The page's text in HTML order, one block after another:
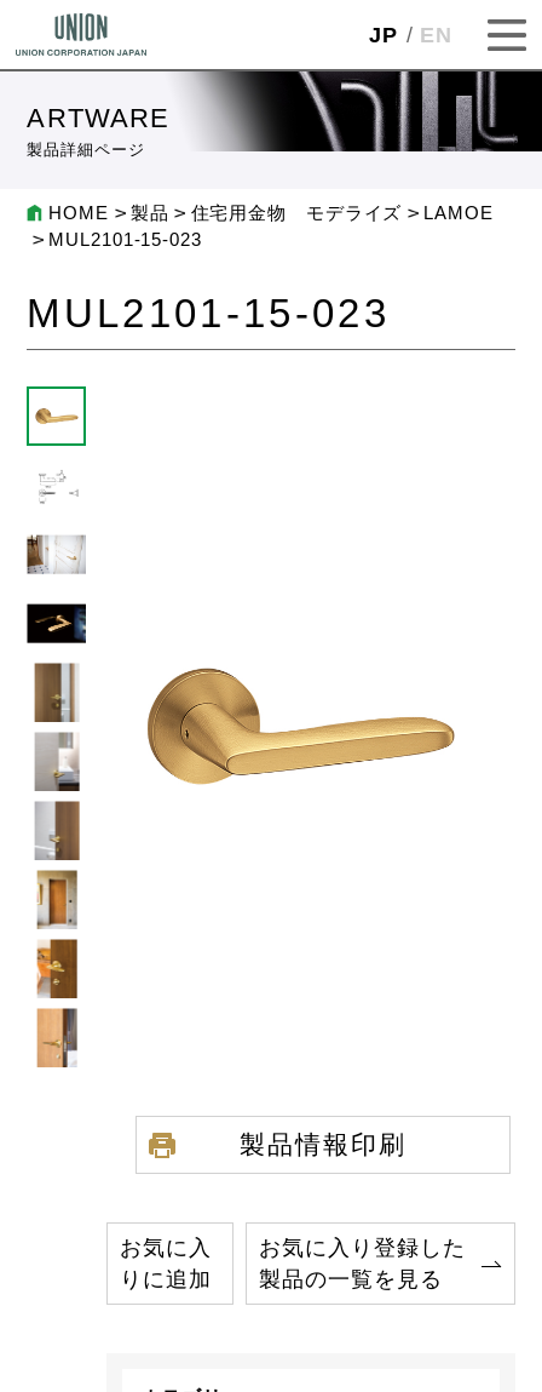
JP EN
ARTWARE
製品詳細ページ
HOME 製品 住宅用金物 モデライズ
LAMOE
MUL2101-15-023
MUL2101-15-023
製品情報印刷
お気に入
りに追加
お気に入り登録した
製品の一覧を見る